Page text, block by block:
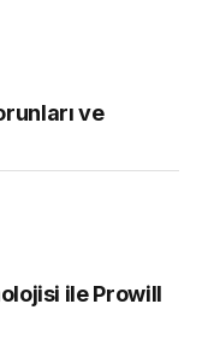
ve
ile Prowill